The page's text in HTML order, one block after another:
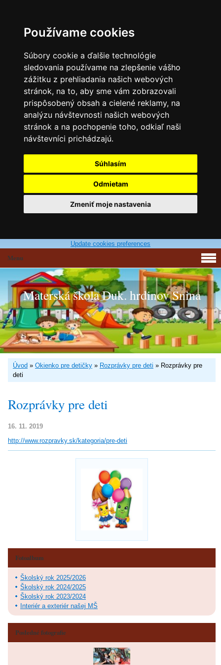
Používame cookies
Súbory cookie a ďalšie technológie
sledovania používame na zlepšenie vášho
zážitku z prehliadania našich webových
stránok, na to, aby sme vám zobrazovali
prispôsobený obsah a cielené reklamy, na
analýzu návštevnosti našich webových
stránok a na pochopenie toho, odkiaľ naši
návštevníci prichádzajú.
Súhlasím
Odmietam
Zmeniť moje nastavenia
Update cookies preferences
Materská škola Duk. hrdinov Snina
Úvod » Okienko pre detičky » Rozprávky pre deti » Rozprávky pre
deti
Rozprávky pre deti
16. 11. 2019
http://www.rozpravky.sk/kategoria/pre-deti
Menu
Fotoalbum
Školský rok 2025/2026
Školský rok 2024/2025
Školský rok 2023/2024
Interiér a exteriér našej MŠ
Posledné fotografie